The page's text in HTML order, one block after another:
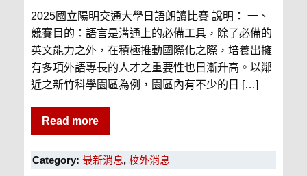
2025國立陽明交通大學日語朗讀比賽 說明： 一、
競賽目的：語言是溝通上的必備工具，除了必備的
英文能力之外，在積極推動國際化之際，培養出擁
有多項外語專長的人才之重要性也日漸升高。以鄰
近之新竹科學園區為例，園區內有不少的日 […]
Read more
Category: 最新消息, 校外消息